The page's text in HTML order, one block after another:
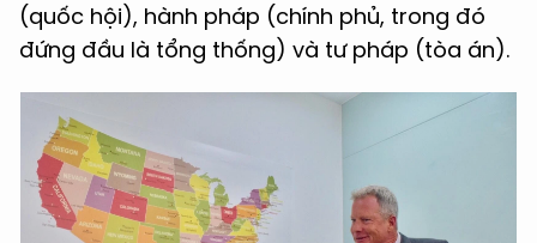
(quốc hội), hành pháp (chính phủ, trong đó
đứng đầu là tổng thống) và tư pháp (tòa án).